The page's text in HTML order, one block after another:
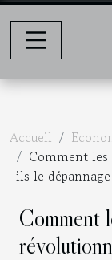
Accueil
Comment
ils le
Comment